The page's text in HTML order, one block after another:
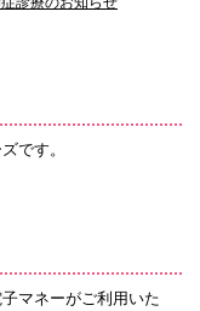
です。
マネーがご利用いた